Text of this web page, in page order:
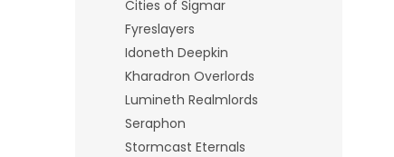
Cities of Sigmar
Fyreslayers
Idoneth Deepkin
Kharadron Overlords
Lumineth Realmlords
Seraphon
Stormcast Eternals